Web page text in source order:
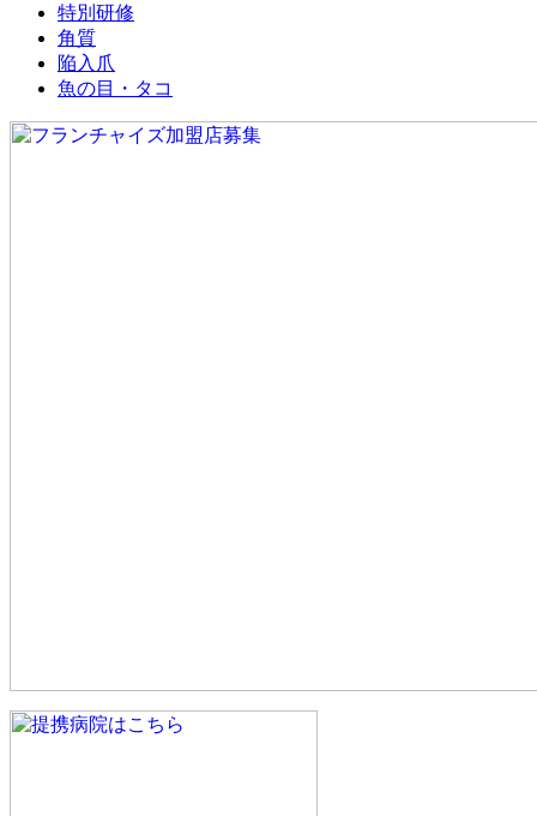
特別研修
角質
陥入爪
魚の目・タコ